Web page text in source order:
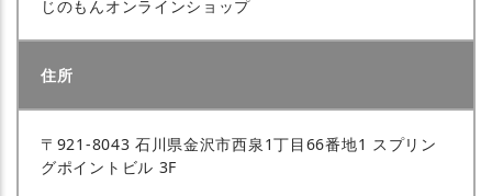
じのもんオンラインショップ
住所
〒921-8043 石川県金沢市西泉1丁目66番地1 スプリン
グポイントビル 3F